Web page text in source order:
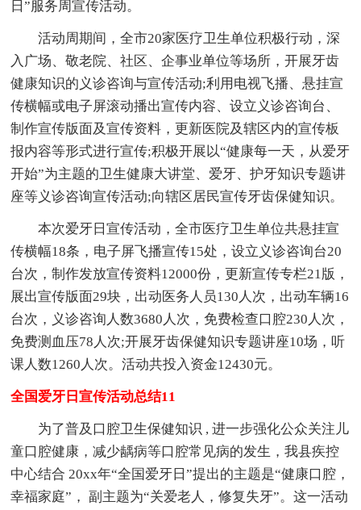
日”服务周宣传活动。
活动周期间，全市20家医疗卫生单位积极行动，深
入广场、敬老院、社区、企事业单位等场所，开展牙齿
健康知识的义诊咨询与宣传活动;利用电视飞播、悬挂宣
传横幅或电子屏滚动播出宣传内容、设立义诊咨询台、
制作宣传版面及宣传资料，更新医院及辖区内的宣传板
报内容等形式进行宣传;积极开展以“健康每一天，从爱牙
开始”为主题的卫生健康大讲堂、爱牙、护牙知识专题讲
座等义诊咨询宣传活动;向辖区居民宣传牙齿保健知识。
本次爱牙日宣传活动，全市医疗卫生单位共悬挂宣
传横幅18条，电子屏飞播宣传15处，设立义诊咨询台20
台次，制作发放宣传资料12000份，更新宣传专栏21版，
展出宣传版面29块，出动医务人员130人次，出动车辆16
台次，义诊咨询人数3680人次，免费检查口腔230人次，
免费测血压78人次;开展牙齿保健知识专题讲座10场，听
课人数1260人次。活动共投入资金12430元。
全国爱牙日宣传活动总结11
为了普及口腔卫生保健知识 , 进一步强化公众关注儿
童口腔健康，减少龋病等口腔常见病的发生，我县疾控
中心结合 20xx年“全国爱牙日”提出的主题是“健康口腔，
幸福家庭”， 副主题为“关爱老人，修复失牙”。这一活动